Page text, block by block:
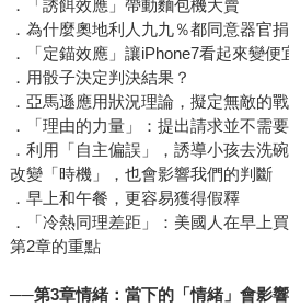
．「誘餌效應」帶動麵包機大賣
．為什麼奧地利人九九％都同意器官
．「定錨效應」讓iPhone7看起來變便
．用骰子決定判決結果？
．亞馬遜應用狀況理論，擬定無敵的
．「理由的力量」：提出請求並不需
．利用「自主偏誤」，誘導小孩去洗碗
改變「時機」，也會影響我們的判斷
．早上和午餐，更容易獲得假釋
．「冷熱同理差距」：美國人在早上
第2章的重點
──第3章情緒：當下的「情緒」會影